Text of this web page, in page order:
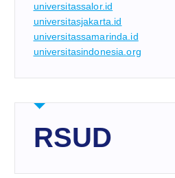
universitassalor.id
universitasjakarta.id
universitassamarinda.id
universitasindonesia.org
RSUD